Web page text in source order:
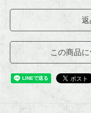
返
この商品